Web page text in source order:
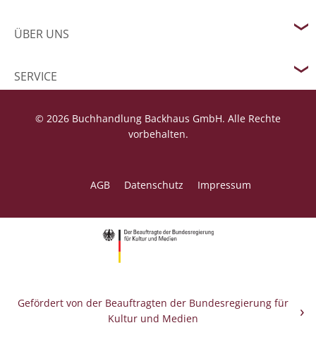
ÜBER UNS
SERVICE
© 2026 Buchhandlung Backhaus GmbH. Alle Rechte
vorbehalten.
AGB Datenschutz Impressum
Gefördert von der Beauftragten der Bundesregierung für
Kultur und Medien